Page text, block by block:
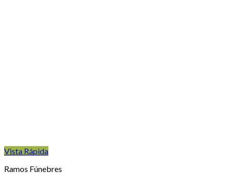
Vista Rápida
Ramos Fúnebres